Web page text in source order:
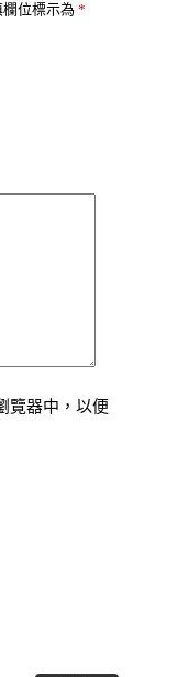
欄位標示為 *
覽器中，以便